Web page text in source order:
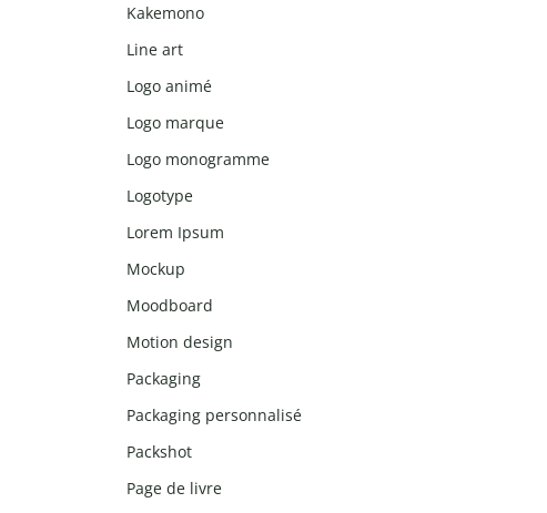
Kakemono
Line art
Logo animé
Logo marque
Logo monogramme
Logotype
Lorem Ipsum
Mockup
Moodboard
Motion design
Packaging
Packaging personnalisé
Packshot
Page de livre